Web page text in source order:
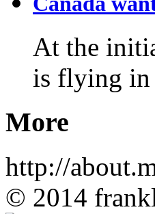
At the
is flying
More
http://
© 2014